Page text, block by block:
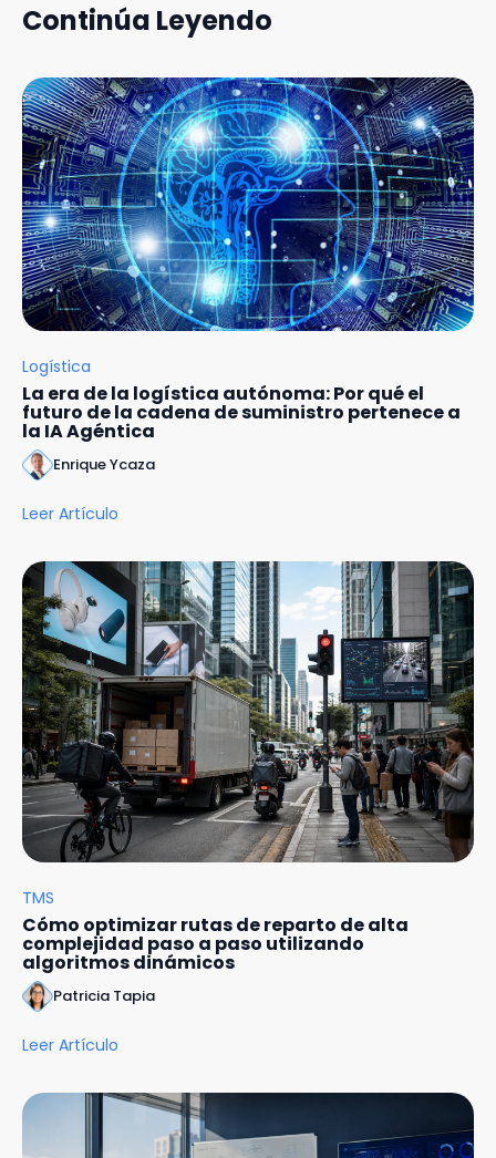
Continúa Leyendo
Logística
La era de la logística autónoma: Por qué el
futuro de la cadena de suministro pertenece a
la IA Agéntica
Enrique Ycaza
Leer Artículo
TMS
Cómo optimizar rutas de reparto de alta
complejidad paso a paso utilizando
algoritmos dinámicos
Patricia Tapia
Leer Artículo